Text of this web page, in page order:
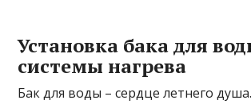
Установка бака для
системы нагрева
Бак для воды – сердце летнего